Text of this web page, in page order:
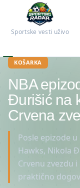
Sportske vesti uživo
KOŠARKA
NBA
Đurišić na
Crvena
Posle epizode
Hawks, Nikola
Crvenu zvezdu
praktično